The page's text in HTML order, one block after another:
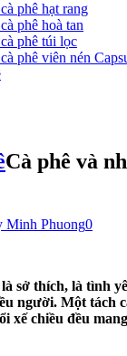
phê hạt rang
phê hoà tan
phê túi lọc
phê viên nén
Cà phê và
Minh Phuong0
sở thích, là tình
người. Một tách
xế chiều đều